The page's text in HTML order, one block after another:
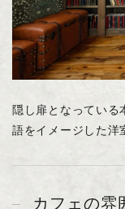
隠し扉となっている
語をイメージした洋
カフェの雰